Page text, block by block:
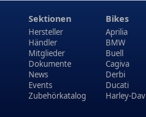
Sektionen
Hersteller
Händler
Mitglieder
Dokumente
News
Events
Zubehörkatalog
Bikes
Aprilia
BMW
Buell
Cagiva
Derbi
Ducati
Harley-